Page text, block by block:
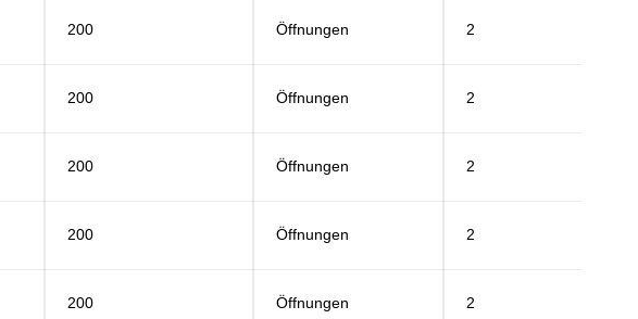
200 Öffnungen 2
200 Öffnungen 2
200 Öffnungen 2
200 Öffnungen 2
200 Öffnungen 2